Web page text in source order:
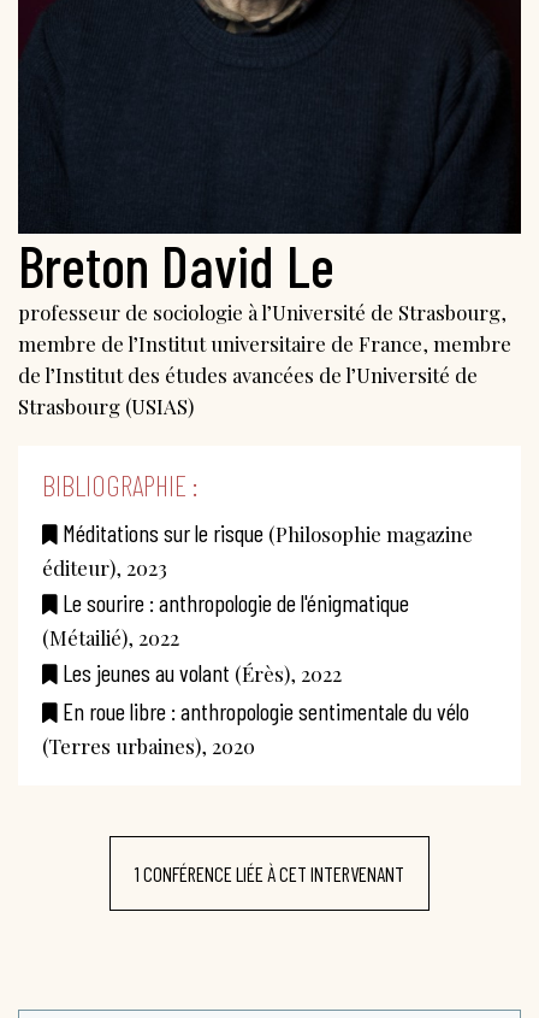
Breton David Le
professeur de sociologie à l’Université de Strasbourg,
membre de l’Institut universitaire de France, membre
de l’Institut des études avancées de l’Université de
Strasbourg (USIAS)
BIBLIOGRAPHIE :
Méditations sur le risque (Philosophie magazine
éditeur), 2023
Le sourire : anthropologie de l'énigmatique
(Métailié), 2022
Les jeunes au volant (Érès), 2022
En roue libre : anthropologie sentimentale du vélo
(Terres urbaines), 2020
1 CONFÉRENCE LIÉE À CET INTERVENANT